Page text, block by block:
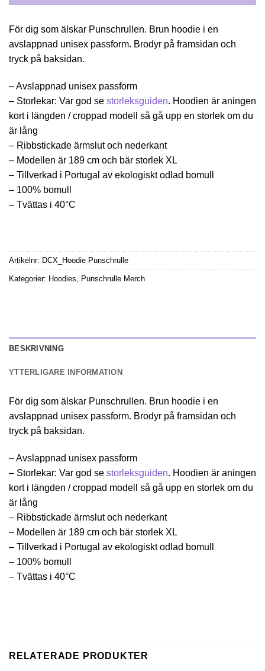
För dig som älskar Punschrullen. Brun hoodie i en
avslappnad unisex passform. Brodyr på framsidan och
tryck på baksidan.
– Avslappnad unisex passform
– Storlekar: Var god se storleksguiden. Hoodien är aningen
kort i längden / croppad modell så gå upp en storlek om du
är lång
– Ribbstickade ärmslut och nederkant
– Modellen är 189 cm och bär storlek XL
– Tillverkad i Portugal av ekologiskt odlad bomull
– 100% bomull
– Tvättas i 40°C
Artikelnr: DCX_Hoodie Punschrulle
Kategorier: Hoodies, Punschrulle Merch
BESKRIVNING
YTTERLIGARE INFORMATION
För dig som älskar Punschrullen. Brun hoodie i en
avslappnad unisex passform. Brodyr på framsidan och
tryck på baksidan.
– Avslappnad unisex passform
– Storlekar: Var god se storleksguiden. Hoodien är aningen
kort i längden / croppad modell så gå upp en storlek om du
är lång
– Ribbstickade ärmslut och nederkant
– Modellen är 189 cm och bär storlek XL
– Tillverkad i Portugal av ekologiskt odlad bomull
– 100% bomull
– Tvättas i 40°C
RELATERADE PRODUKTER